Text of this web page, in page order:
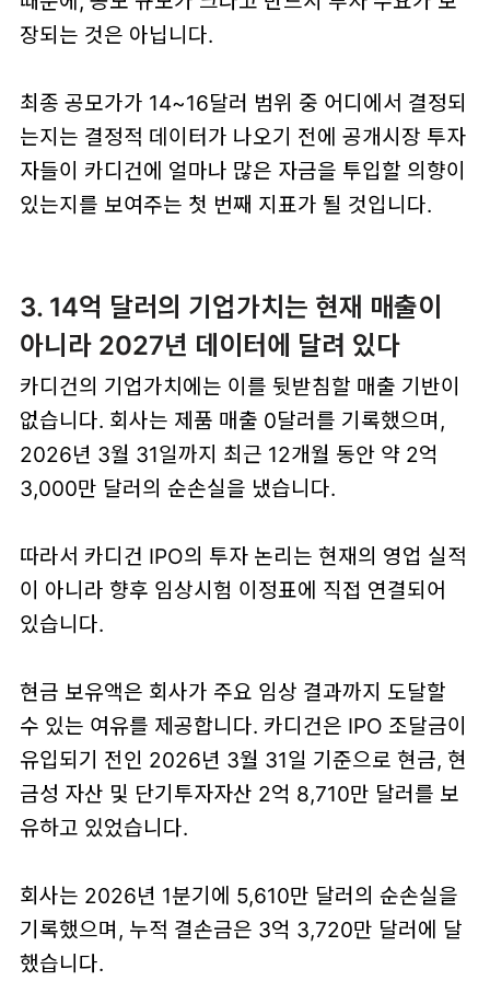
장되는 것은 아닙니다.
최종 공모가가 14~16달러 범위 중 어디에서 결정되
는지는 결정적 데이터가 나오기 전에 공개시장 투자
자들이 카디건에 얼마나 많은 자금을 투입할 의향이
있는지를 보여주는 첫 번째 지표가 될 것입니다.
3. 14억 달러의 기업가치는 현재 매출이
아니라 2027년 데이터에 달려 있다
카디건의 기업가치에는 이를 뒷받침할 매출 기반이
없습니다. 회사는 제품 매출 0달러를 기록했으며,
2026년 3월 31일까지 최근 12개월 동안 약 2억
3,000만 달러의 순손실을 냈습니다.
따라서 카디건 IPO의 투자 논리는 현재의 영업 실적
이 아니라 향후 임상시험 이정표에 직접 연결되어
있습니다.
현금 보유액은 회사가 주요 임상 결과까지 도달할
수 있는 여유를 제공합니다. 카디건은 IPO 조달금이
유입되기 전인 2026년 3월 31일 기준으로 현금, 현
금성 자산 및 단기투자자산 2억 8,710만 달러를 보
유하고 있었습니다.
회사는 2026년 1분기에 5,610만 달러의 순손실을
기록했으며, 누적 결손금은 3억 3,720만 달러에 달
했습니다.